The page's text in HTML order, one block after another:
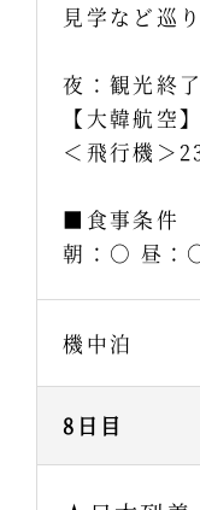
見学など巡
夜：観光終
【大韓航空】
＜飛行機＞
■食事条件
朝：○ 昼：
機中泊
8日目